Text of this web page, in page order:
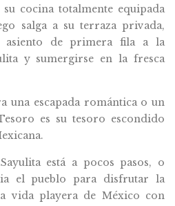
cocina totalmente equipada
salga a su terraza privada,
asiento de primera fila a la
y sumergirse en la fresca
una escapada romántica o un
es su tesoro escondido
está a pocos pasos, o
el pueblo para disfrutar la
vida playera de México con